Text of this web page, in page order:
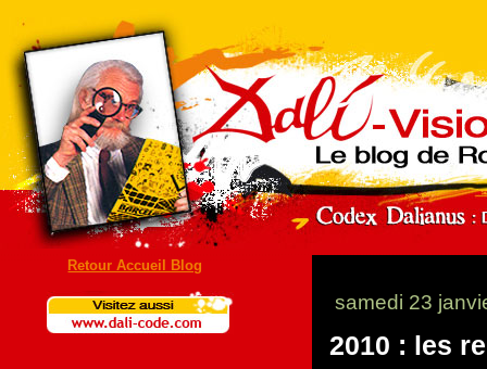
Retour Accueil Blog
samedi 23
2010 : les